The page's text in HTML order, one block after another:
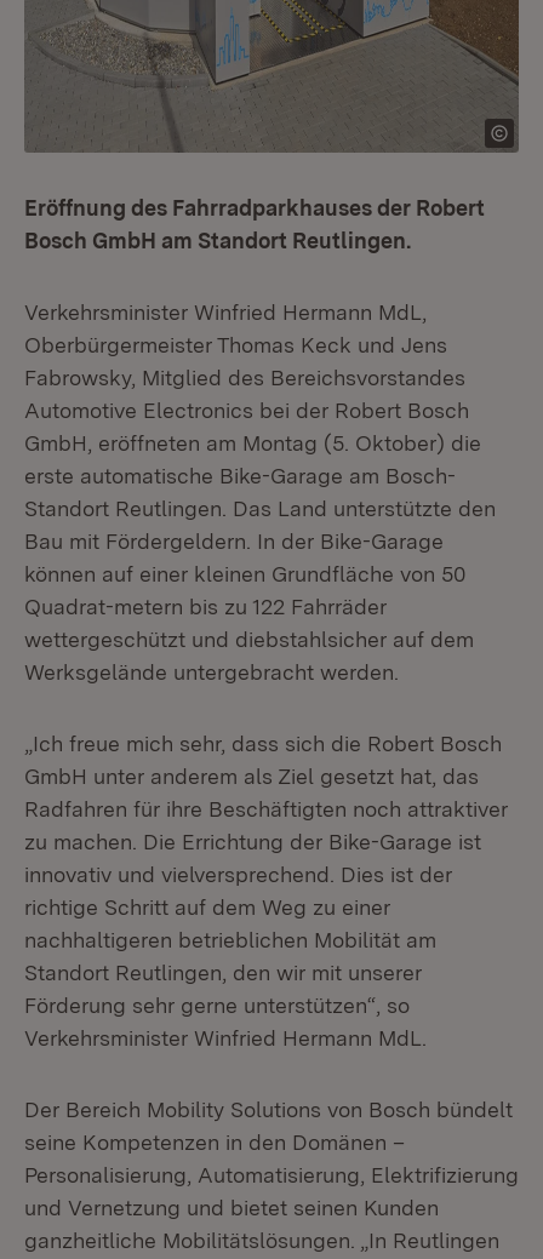
Eröffnung des Fahrradparkhauses der Robert
Bosch GmbH am Standort Reutlingen.
Verkehrsminister Winfried Hermann MdL,
Oberbürgermeister Thomas Keck und Jens
Fabrowsky, Mitglied des Bereichsvorstandes
Automotive Electronics bei der Robert Bosch
GmbH, eröffneten am Montag (5. Oktober) die
erste automatische Bike-Garage am Bosch-
Standort Reutlingen. Das Land unterstützte den
Bau mit Fördergeldern. In der Bike-Garage
können auf einer kleinen Grundfläche von 50
Quadrat-metern bis zu 122 Fahrräder
wettergeschützt und diebstahlsicher auf dem
Werksgelände untergebracht werden.
„Ich freue mich sehr, dass sich die Robert Bosch
GmbH unter anderem als Ziel gesetzt hat, das
Radfahren für ihre Beschäftigten noch attraktiver
zu machen. Die Errichtung der Bike-Garage ist
innovativ und vielversprechend. Dies ist der
richtige Schritt auf dem Weg zu einer
nachhaltigeren betrieblichen Mobilität am
Standort Reutlingen, den wir mit unserer
Förderung sehr gerne unterstützen“, so
Verkehrsminister Winfried Hermann MdL.
Der Bereich Mobility Solutions von Bosch bündelt
seine Kompetenzen in den Domänen –
Personalisierung, Automatisierung, Elektrifizierung
und Vernetzung und bietet seinen Kunden
ganzheitliche Mobilitätslösungen. „In Reutlingen